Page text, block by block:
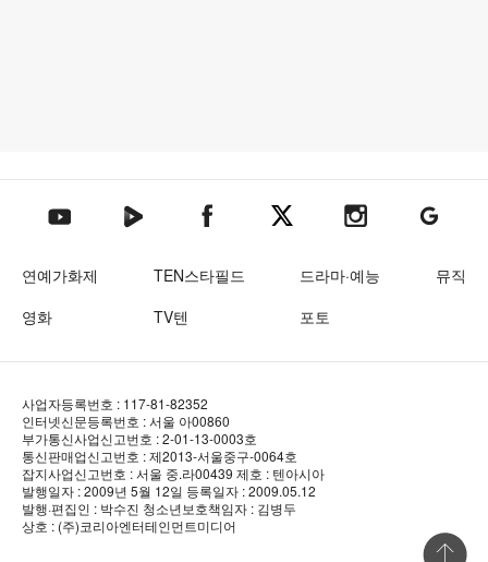
텐아시아 유튜브텐아시아 네이버TV텐아시아 페이스북텐아시아 엑스텐아시아 인스타그램
텐아시아
연예가화제 TEN스타필드 드라마·예능
뮤직
영화
TV텐 포토
사업자등록번호 : 117-81-82352
인터넷신문등록번호 : 서울 아00860
부가통신사업신고번호 : 2-01-13-0003호
통신판매업신고번호 : 제2013-서울중구-0064호
잡지사업신고번호 : 서울 중.라00439 제호 : 텐아시아
발행일자 : 2009년 5월 12일 등록일자 : 2009.05.12
발행·편집인 : 박수진 청소년보호책임자 : 김병두
상호 : (주)코리아엔터테인먼트미디어
상단 바로